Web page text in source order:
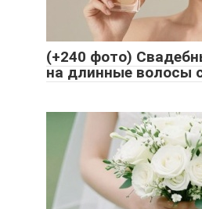
(+240 фото)
на длинные волосы